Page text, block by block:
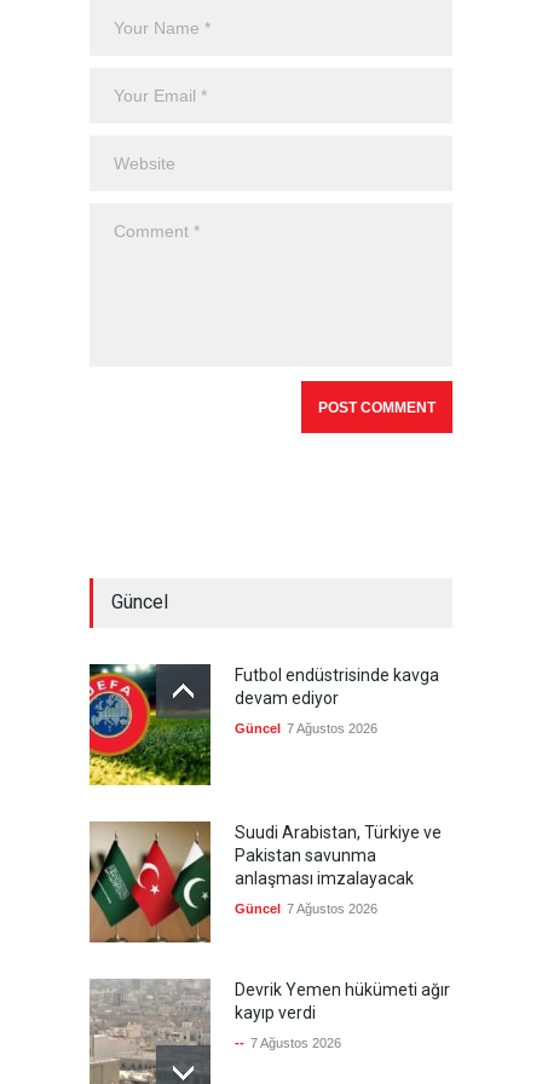
Güncel
Futbol endüstrisinde kavga
devam ediyor
Güncel 7 Ağustos 2026
Suudi Arabistan, Türkiye ve
Pakistan savunma
anlaşması imzalayacak
Güncel 7 Ağustos 2026
Devrik Yemen hükümeti ağır
kayıp verdi
-- 7 Ağustos 2026